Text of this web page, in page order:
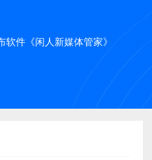
件《闲人新媒体管家》